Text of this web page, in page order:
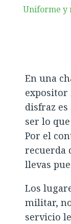
Uniforme y
En una
expositor
disfraz
ser lo
Por el
recuerda
llevas
Los
militar,
servicio